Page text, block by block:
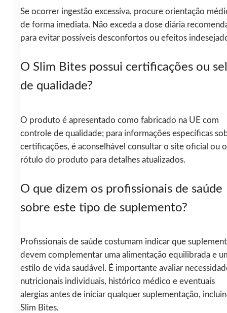
Se ocorrer ingestão excessiva, procure orientação
de forma imediata. Não exceda a dose diária
para evitar possíveis desconfortos ou efeitos
O Slim Bites possui certificações ou
de qualidade?
O produto é apresentado como fabricado na UE com
controle de qualidade; para informações específicas
certificações, é aconselhável consultar o site oficial ou o
rótulo do produto para detalhes atualizados.
O que dizem os profissionais de saúde
sobre este tipo de suplemento?
Profissionais de saúde costumam indicar que
devem complementar uma alimentação equilibrada e
estilo de vida saudável. É importante avaliar
nutricionais individuais, histórico médico e eventuais
alergias antes de iniciar qualquer suplementação,
Slim Bites.